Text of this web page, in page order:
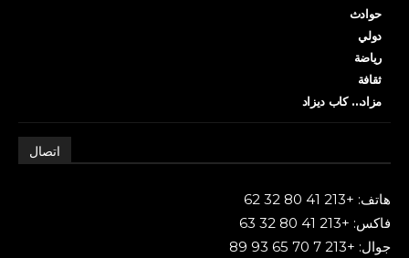
حوادث
دولي
رياضة
ثقافة
مزاد… كاب ديزاد
اتصال
هاتف: +213 41 80 32 62
فاكس: +213 41 80 32 63
جوال: +213 7 70 65 93 89